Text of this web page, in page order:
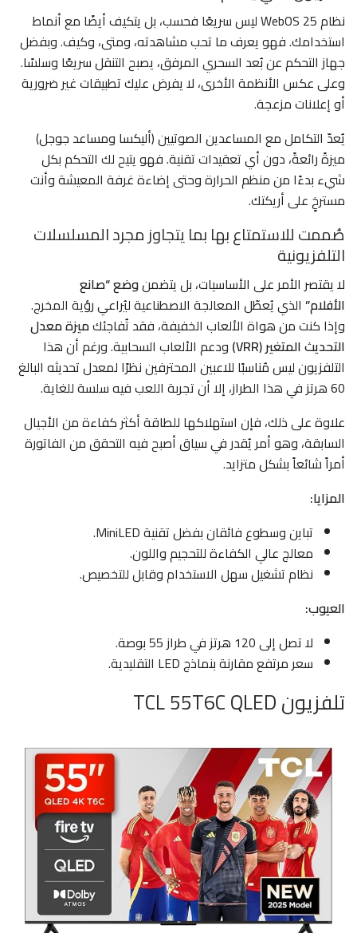
نظام WebOS 25 ليس سريعًا فحسب، بل يتكيف أيضًا مع أنماط
استخدامك. فهو يعرف ما تحب مشاهدته، ومتى، وكيف. وبفضل
جهاز التحكم عن بُعد السحري المرفق، يصبح التنقل سريعًا وسلسًا.
وعلى عكس الأنظمة الأخرى، لا يفرض عليك تطبيقات غير ضرورية
أو إعلانات مزعجة.
يُعدّ التكامل مع المساعدين الصوتيين (أليكسا ومساعد جوجل)
ميزةً رائعةً، دون أي تعقيدات تقنية. فهو يتيح لك التحكم بكل
شيء بدءًا من منظم الحرارة وحتى إضاءة غرفة المعيشة وأنت
مسترخٍ على أريكتك.
صُممت للاستمتاع بها بما يتجاوز مجرد المسلسلات
التلفزيونية
لا يقتصر الأمر على الأساسيات، بل يتضمنوضع “صانع
الأفلام” الذي يُعطّل المعالجة الاصطناعية ليُراعي رؤية المخرج.
وإذا كنت من هواة الألعاب الخفيفة، فقد تُفاجئكميزة معدل
التحديث المتغير (VRR)
ودعم الألعاب السحابية. ورغم أن هذا
التلفزيون ليس مُناسبًا للاعبين المحترفين نظرًا لمعدل تحديثه البالغ
60 هرتز في هذا الطراز، إلا أن تجربة اللعب فيه سلسة للغاية.
علاوة على ذلك، فإن استهلاكها للطاقة أكثر كفاءة من الأجيال
السابقة، وهو أمر يُقدر في سياق أصبح فيه التحقق من الفاتورة
أمراً شائعاً بشكل متزايد.
المزايا:
تباين وسطوع فائقان بفضل تقنية MiniLED.
معالج عالي الكفاءة للتحجيم واللون.
نظام تشغيل سهل الاستخدام وقابل للتخصيص.
العيوب:
لا تصل إلى 120 هرتز في طراز 55 بوصة.
سعر مرتفع مقارنة بنماذج LED التقليدية.
تلفزيون TCL 55T6C QLED